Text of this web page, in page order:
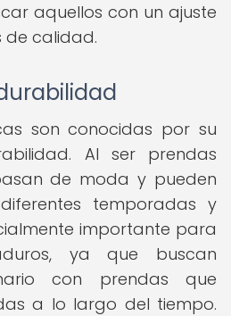
aquellos con un ajuste
de calidad.
son conocidas por su
Al ser prendas
de moda y pueden
temporadas y
importante para
ya que buscan
con prendas que
a lo largo del tiempo.